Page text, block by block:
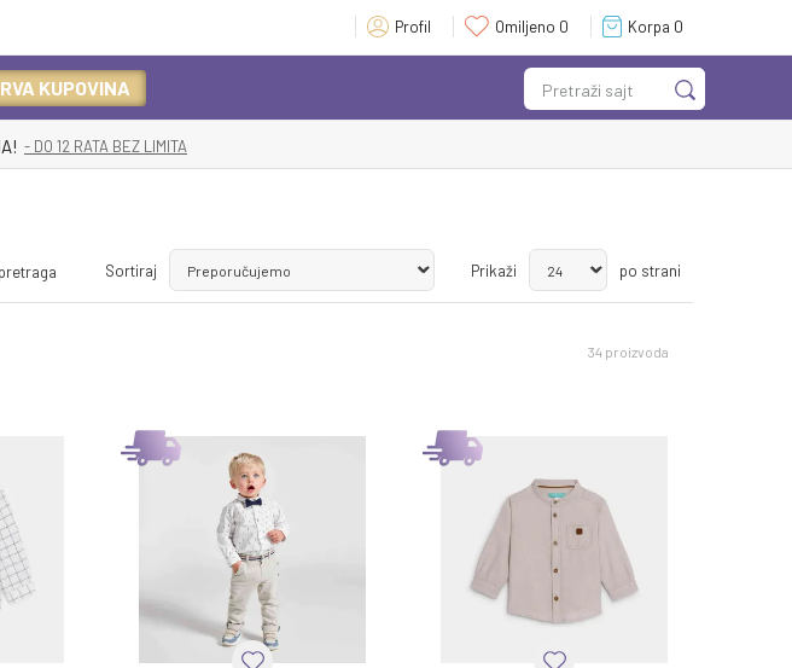
Profil Omiljeno 0 Korpa 0
Pretraži sajt
KUPOVINA
- DO 12 RATA BEZ LIMITA
Sortiraj Prikaži po strani
34proizvoda